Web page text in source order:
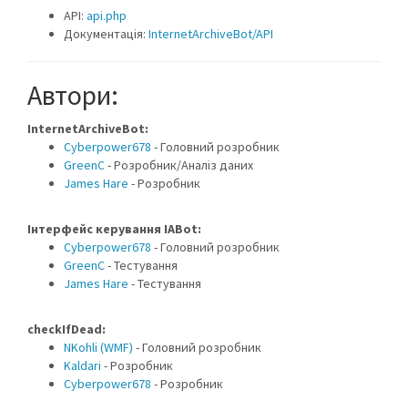
API: api.php
Документація: InternetArchiveBot/API
Автори:
InternetArchiveBot:
Cyberpower678 - Головний розробник
GreenC- Розробник/Аналіз даних
James Hare - Розробник
Інтерфейс керування IABot:
Cyberpower678 - Головний розробник
GreenC- Тестування
James Hare - Тестування
checkIfDead:
NKohli (WMF) - Головний розробник
Kaldari - Розробник
Cyberpower678 - Розробник